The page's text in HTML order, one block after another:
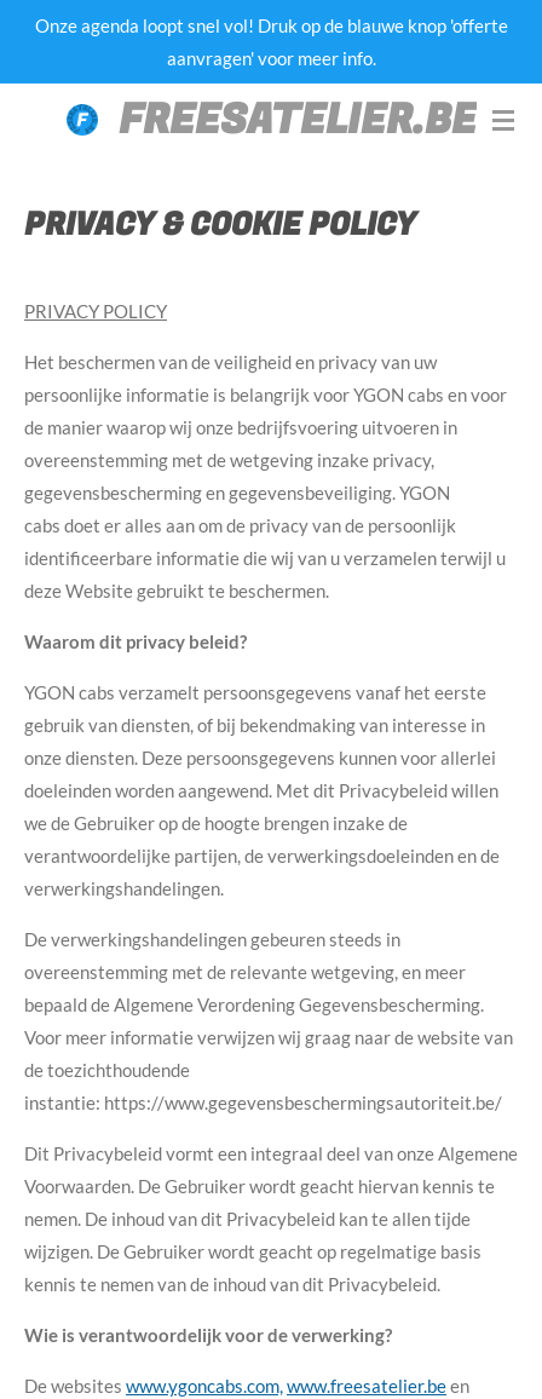
FREESATELIER.BE
Onze agenda loopt snel vol! Druk op de blauwe knop 'offerte
aanvragen' voor meer info.
PRIVACY & COOKIE POLICY
PRIVACY POLICY
Het beschermen van de veiligheid en privacy van uw
persoonlijke informatie is belangrijk voor YGON cabs en voor
de manier waarop wij onze bedrijfsvoering uitvoeren in
overeenstemming met de wetgeving inzake privacy,
gegevensbescherming en gegevensbeveiliging. YGON
cabs doet er alles aan om de privacy van de persoonlijk
identificeerbare informatie die wij van u verzamelen terwijl u
deze Website gebruikt te beschermen.
Waarom dit privacy beleid?
YGON cabs verzamelt persoonsgegevens vanaf het eerste
gebruik van diensten, of bij bekendmaking van interesse in
onze diensten. Deze persoonsgegevens kunnen voor allerlei
doeleinden worden aangewend. Met dit Privacybeleid willen
we de Gebruiker op de hoogte brengen inzake de
verantwoordelijke partijen, de verwerkingsdoeleinden en de
verwerkingshandelingen.
De verwerkingshandelingen gebeuren steeds in
overeenstemming met de relevante wetgeving, en meer
bepaald de Algemene Verordening Gegevensbescherming.
Voor meer informatie verwijzen wij graag naar de website van
de toezichthoudende
instantie: https://www.gegevensbeschermingsautoriteit.be/
Dit Privacybeleid vormt een integraal deel van onze Algemene
Voorwaarden. De Gebruiker wordt geacht hiervan kennis te
nemen. De inhoud van dit Privacybeleid kan te allen tijde
wijzigen. De Gebruiker wordt geacht op regelmatige basis
kennis te nemen van de inhoud van dit Privacybeleid.
Wie is verantwoordelijk voor de verwerking?
De websites www.ygoncabs.com,www.freesatelier.been